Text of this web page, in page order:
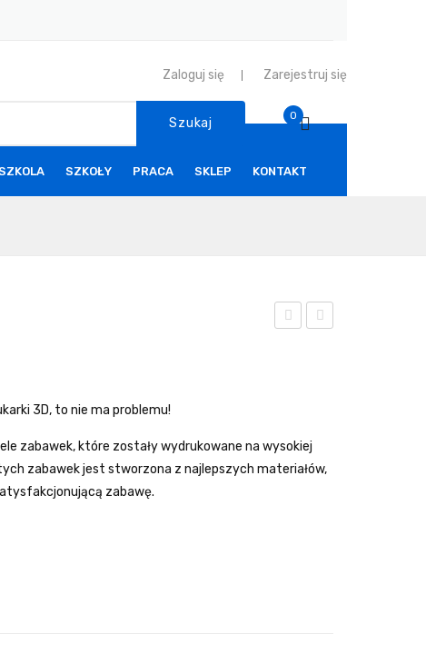
Zaloguj się Zarejestruj się
Szukaj 0
SZKOŁY PRACA SKLEP KONTAKT
hfo
rge
3D, to nie ma problemu!
zabawek, które zostały wydrukowane na wysokiej
zabawek jest stworzona z najlepszych materiałów,
zabawę.